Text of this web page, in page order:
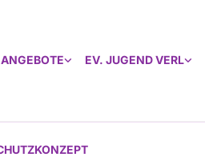
ANGEBOTE EV. JUGEND VERL